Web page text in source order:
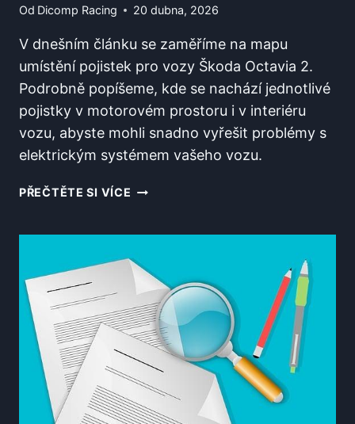
Od Dicomp Racing 20 dubna, 2026
V dnešním článku se zaměříme na mapu
umístění pojistek pro vozy Škoda Octavia 2.
Podrobně popíšeme, kde se nachází jednotlivé
pojistky v motorovém prostoru i v interiéru
vozu, abyste mohli snadno vyřešit problémy s
elektrickým systémem vašeho vozu.
PŘEČTĚTE SI VÍCE KDE
2?
KOMPLETNÍ
MAPA
UMÍSTĚNÍ